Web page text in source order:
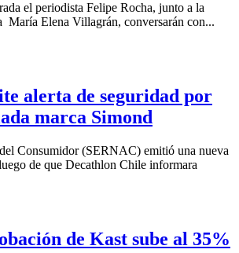
el periodista Felipe Rocha, junto a la
María Elena Villagrán, conversarán con...
alerta de seguridad por
marca Simond
Consumidor (SERNAC) emitió una nueva
de que Decathlon Chile informara
de Kast sube al 35%